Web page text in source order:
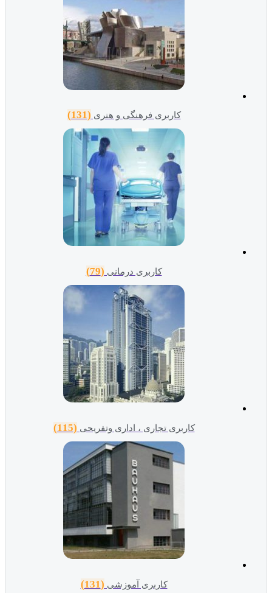
کاربری فرهنگی و هنری (131)
کاربری درمانی (79)
کاربری تجاری ، اداری وتفریحی(115)
کاربری آموزشی(131)